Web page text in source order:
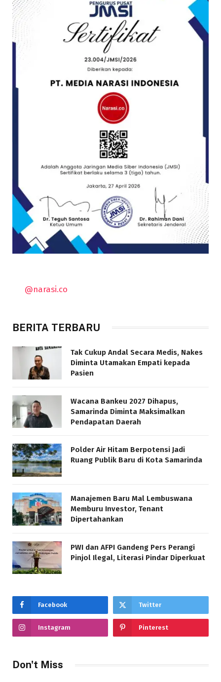
@narasi.co
BERITA TERBARU
Tak Cukup Andal Secara Medis, Nakes
Diminta Utamakan Empati kepada
Pasien
Wacana Bankeu 2027 Dihapus,
Samarinda Diminta Maksimalkan
Pendapatan Daerah
Polder Air Hitam Berpotensi Jadi
Ruang Publik Baru di Kota Samarinda
Manajemen Baru Mal Lembuswana
Memburu Investor, Tenant
Dipertahankan
PWI dan AFPI Gandeng Pers Perangi
Pinjol Ilegal, Literasi Pindar Diperkuat
Facebook Twitter
Instagram Pinterest
Don't Miss